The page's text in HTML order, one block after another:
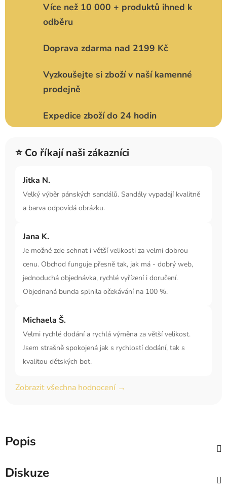
Více než 10 000 + produktů ihned k
odběru
Doprava zdarma nad 2199 Kč
Vyzkoušejte si zboží v naší kamenné
prodejně
Expedice zboží do 24 hodin
⭐ Co říkají naši zákazníci
Jitka N.
Velký výběr pánských sandálů. Sandály vypadají kvalitně
a barva odpovídá obrázku.
Jana K.
Je možné zde sehnat i větší velikosti za velmi dobrou
cenu. Obchod funguje přesně tak, jak má - dobrý web,
jednoduchá objednávka, rychlé vyřízení i doručení.
Objednaná bunda splnila očekávání na 100 %.
Michaela Š.
Velmi rychlé dodání a rychlá výměna za větší velikost.
Jsem strašně spokojená jak s rychlostí dodání, tak s
kvalitou dětských bot.
Zobrazit všechna hodnocení →
Popis
Diskuze